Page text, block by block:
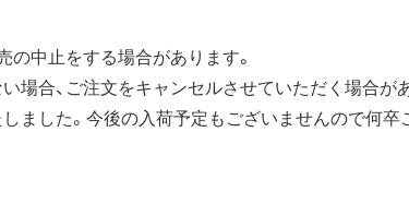
中止をする場合があります。
合、ご注文をキャンセルさせていただく場合が
ました。今後の入荷予定もございませんので何卒